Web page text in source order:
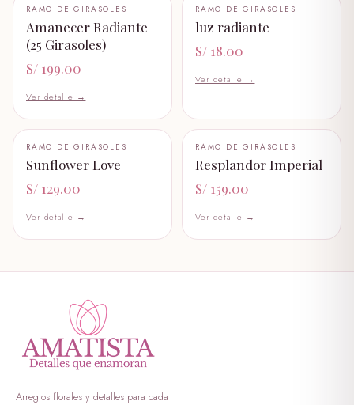
garfiel bebe
S/ 58.99
S/ 219.00
S/ 89.99
peluche dulce amor
peluche george verde
S/ 349.00
peluche georgi morado
S/ 399.00
+ AÑADIR AL CARRITO
RAMO DE GIRASOLES
Amanecer Radiante
(25 Girasoles)
S/ 199.00
Ver detalle →
+ AÑADIR AL CARRITO
RAMO DE GIRASOLES
luz radiante
S/ 18.00
Ver detalle →
+ AÑADIR AL CARRITO
RAMO DE GIRASOLES
Sunflower Love
S/ 129.00
Ver detalle →
+ AÑADIR AL CARRITO
RAMO DE GIRASOLES
Resplandor Imperial
S/ 159.00
Ver detalle →
Arreglos florales y detalles para cada